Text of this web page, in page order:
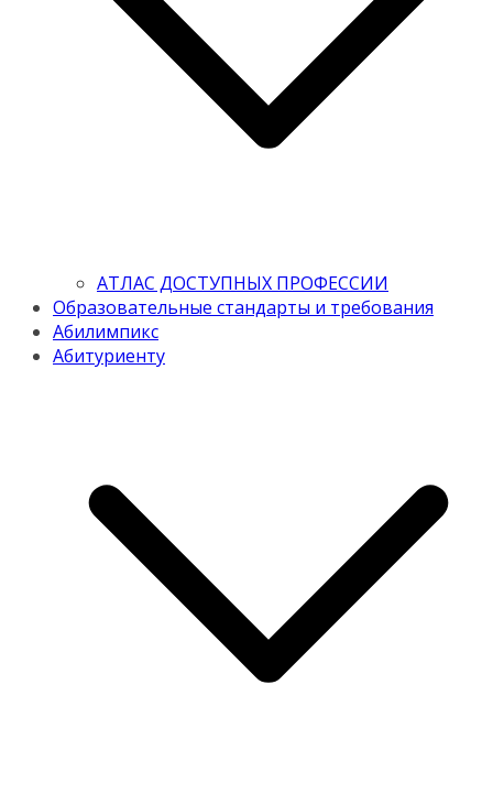
АТЛАС ДОСТУПНЫХ ПРОФЕССИИ
Образовательные стандарты и требования
Абилимпикс
Абитуриенту